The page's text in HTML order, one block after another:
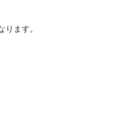
ます。